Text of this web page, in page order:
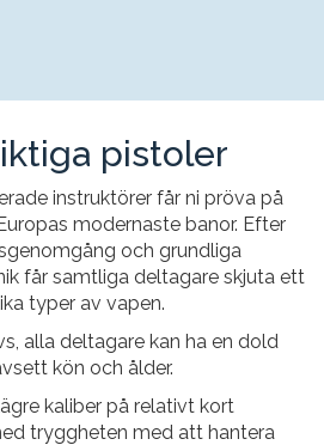
pistoler
instruktörer får ni pröva på
modernaste banor. Efter
och grundliga
får samtliga deltagare skjuta ett
typer av vapen.
alla deltagare kan ha en dold
kön och ålder.
kaliber på relativt kort
tryggheten med att hantera